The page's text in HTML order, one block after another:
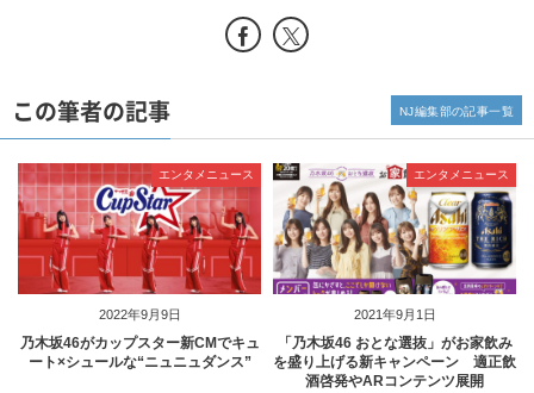
この筆者の記事
2022年9月9日
エンタメニュース
乃木坂46がカップスター新CMでキュ
ート×シュールな“ニュニュダンス”
2021年9月1日
エンタメニュース
「乃木坂46 おとな選抜」がお家飲み
を盛り上げる新キャンペーン 適正飲
酒啓発やARコンテンツ展開
NJ編集部の記事一覧